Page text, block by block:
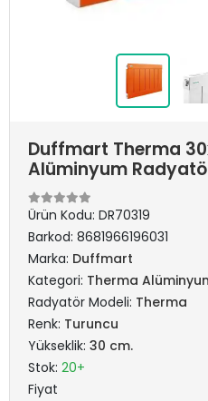
Duffmart Therma
Alüminyum
Ürün Kodu: DR70319
Barkod: 8681966196031
Marka: Duffmart
Kategori: Therma
Radyatör Modeli: Therma
Renk: Turuncu
Yükseklik: 30 cm.
Stok: 20+
Fiyat